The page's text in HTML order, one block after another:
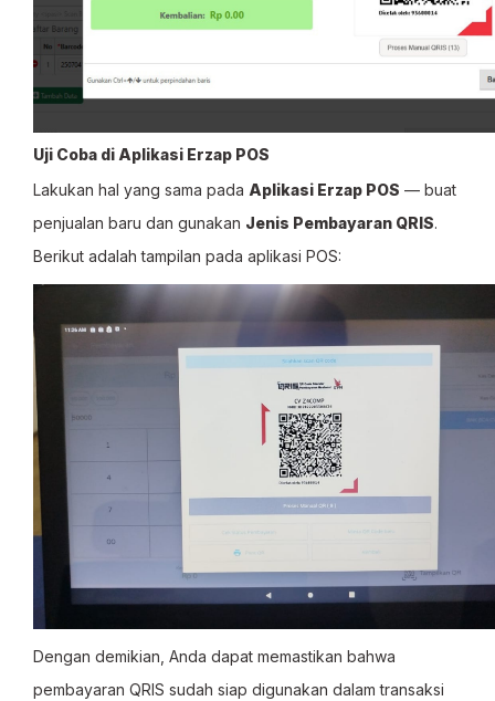
Uji Coba di Aplikasi Erzap POS
Lakukan hal yang sama pada Aplikasi Erzap POS — buat
penjualan baru dan gunakan Jenis Pembayaran QRIS.
Berikut adalah tampilan pada aplikasi POS:
Dengan demikian, Anda dapat memastikan bahwa
pembayaran QRIS sudah siap digunakan dalam transaksi